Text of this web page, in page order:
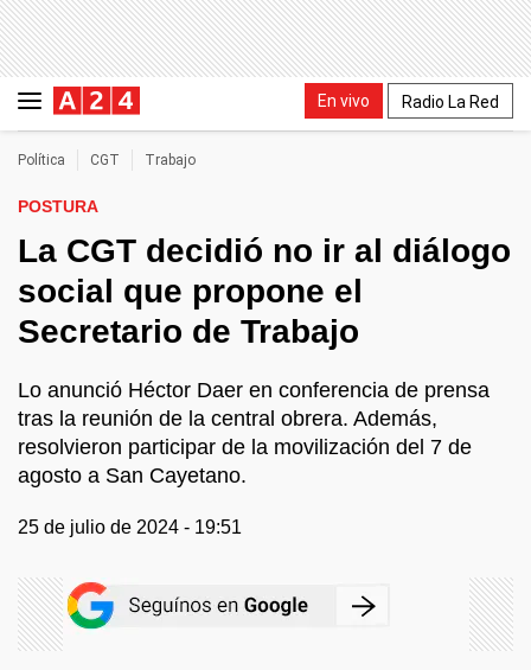
En vivo Radio La Red
Política CGT Trabajo
POSTURA
La CGT decidió no ir al diálogo
social que propone el
Secretario de Trabajo
Lo anunció Héctor Daer en conferencia de prensa
tras la reunión de la central obrera. Además,
resolvieron participar de la movilización del 7 de
agosto a San Cayetano.
25 de julio de 2024 - 19:51